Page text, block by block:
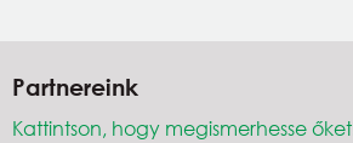
Partnereink
Kattintson, hogy megismerhesse